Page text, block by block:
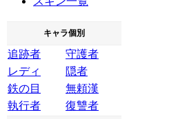
キャラ個別
追跡者
守護者
レディ
隠者
鉄の目
無頼漢
執行者
復讐者